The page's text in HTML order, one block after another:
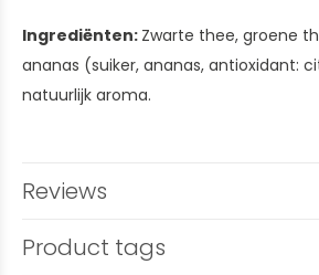
Ingrediënten: Zwarte thee, groene
ananas (suiker, ananas, antioxidant:
natuurlijk aroma.
Reviews
Product tags